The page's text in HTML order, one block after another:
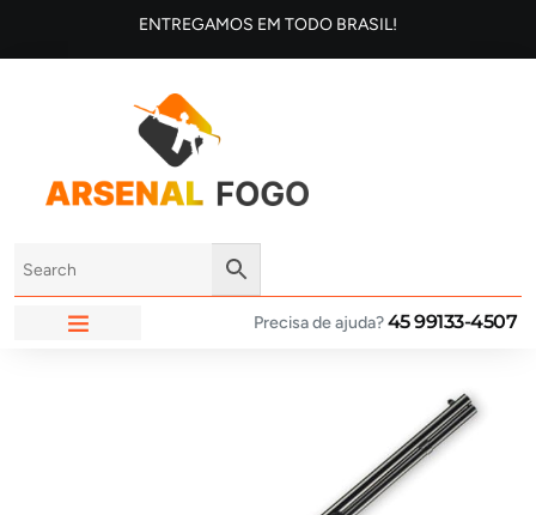
ENTREGAMOS EM TODO BRASIL!
Precisa de ajuda?45 99133-4507